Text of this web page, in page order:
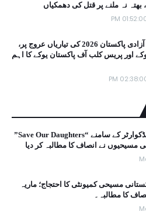
بھتہ نہ ملنے پر قتل کی دھمکیاں
انگلینڈ میں یومِ آزادی پاکستان 2026 کی تیاریاں عروج پر،
اور پریس کلب آف پاکستان یوکے کا اہم
اقوام متحدہ ہیڈکوارٹر کے سامنے “Save Our Daughters”
مسیحیوں نے انصاف کا مطالبہ کر دیا
مسیحی کمیونٹی کا احتجاج؛ ماریہ
کا مطالبہ۔